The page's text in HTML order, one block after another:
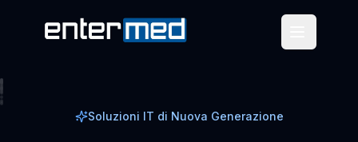
Soluzioni IT di Nuova Generazione